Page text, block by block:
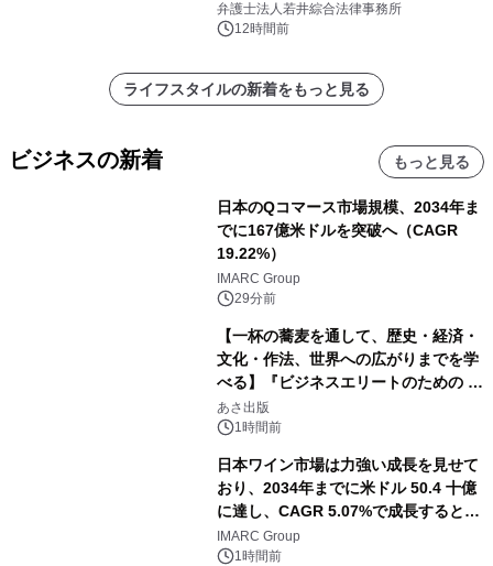
弁護士法人若井綜合法律事務所
12時間前
ライフスタイルの新着をもっと見る
ビジネスの新着 もっと見る
日本のQコマース市場規模、2034年ま
でに167億米ドルを突破へ（CAGR
19.22%）
IMARC Group
29分前
【一杯の蕎麦を通して、歴史・経済・
文化・作法、世界への広がりまでを学
べる】『ビジネスエリートのための 教
養としての蕎麦』2026年8月25日
（火）発売
あさ出版
1時間前
日本ワイン市場は力強い成長を見せて
おり、2034年までに米ドル 50.4 十億
に達し、CAGR 5.07%で成長すると予
測
IMARC Group
1時間前